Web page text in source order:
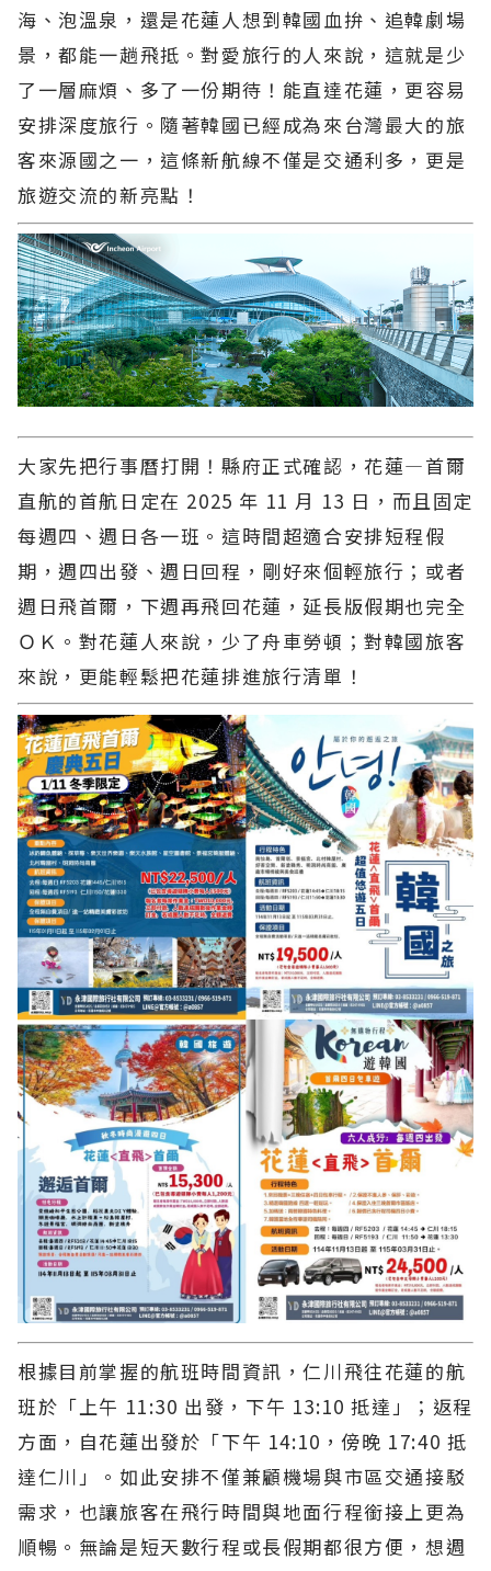
海、泡溫泉，還是花蓮人想到韓國血拚、追韓劇場
景，都能一趟飛抵。對愛旅行的人來說，這就是少
了一層麻煩、多了一份期待！能直達花蓮，更容易
安排深度旅行。隨著韓國已經成為來台灣最大的旅
客來源國之一，這條新航線不僅是交通利多，更是
旅遊交流的新亮點！
大家先把行事曆打開！縣府正式確認，花蓮—首爾
直航的首航日定在 2025 年 11 月 13 日，而且固定
每週四、週日各一班。這時間超適合安排短程假
期，週四出發、週日回程，剛好來個輕旅行；或者
週日飛首爾，下週再飛回花蓮，延長版假期也完全
ＯＫ。對花蓮人來說，少了舟車勞頓；對韓國旅客
來說，更能輕鬆把花蓮排進旅行清單！
根據目前掌握的航班時間資訊，仁川飛往花蓮的航
班於「上午 11:30 出發，下午 13:10 抵達」；返程
方面，自花蓮出發於「下午 14:10，傍晚 17:40 抵
達仁川」。如此安排不僅兼顧機場與市區交通接駁
需求，也讓旅客在飛行時間與地面行程銜接上更為
順暢。無論是短天數行程或長假期都很方便，想週